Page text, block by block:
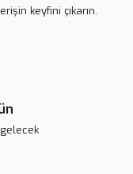
keyfini çıkarın.